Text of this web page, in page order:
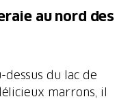
au nord des
dessus du lac de
marrons, il